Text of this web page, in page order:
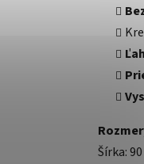
Šírka: